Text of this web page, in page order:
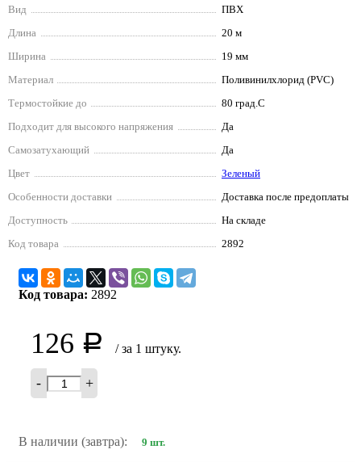
Вид
ПВХ
Длина
20 м
Ширина
19 мм
Материал
Поливинилхлорид (PVC)
Термостойкие до
80 град.C
Подходит для высокого напряжения
Да
Самозатухающий
Да
Цвет
Зеленый
Особенности доставки
Доставка после предоплаты
Доступность
На складе
Код товара
2892
Код товара: 2892
126 Р / за 1 штуку.
- +
В наличии (завтра): 9 шт.